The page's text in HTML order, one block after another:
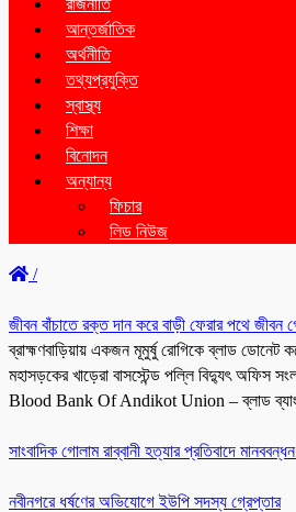
রাজনীতি
আন্তর্জাতিক
অর্থনীতি
তথ্যপ্রযুক্তি
স্বাস্থ্য
শিক্ষা
বিনোদন
অন্যান্য
ফিচার
লিড নিউজ
/
জীবন বাঁচাতে রক্ত দান করে বাড়ী ফেরার পথে জীবন
ব্রাহ্মণবাড়িয়ায় একজন মূমুর্ষু রোগিকে ব্লাড ডোনেট
মহাসড়কের খাড়েরা বাসস্টেন্ড পল্লি বিদ্যুৎ অফিস
Blood Bank Of Andikot Union – ব্লাড
সাংবাদিক গোলাম রাব্বানী হত্যার প্রতিবাদে
নবীনগরে ধর্ষণের অভিযোগে ইউপি সদস্য গ্রেপ্তার